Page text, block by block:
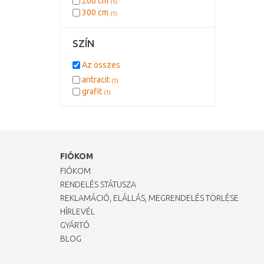
(1)
300 cm (1)
SZÍN
Az összes
antracit (1)
grafit (1)
FIÓKOM
FIÓKOM
RENDELÉS STÁTUSZA
REKLAMÁCIÓ, ELÁLLÁS, MEGRENDELÉS TÖRLÉSE
HÍRLEVÉL
GYÁRTÓ
BLOG